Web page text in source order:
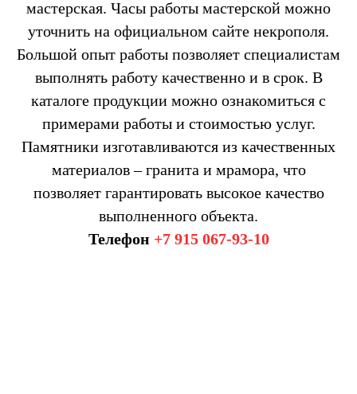
мастерская. Часы работы мастерской можно
уточнить на официальном сайте некрополя.
Большой опыт работы позволяет специалистам
выполнять работу качественно и в срок. В
каталоге продукции можно ознакомиться с
примерами работы и стоимостью услуг.
Памятники изготавливаются из качественных
материалов – гранита и мрамора, что
позволяет гарантировать высокое качество
выполненного объекта.
Телефон +7 915 067-93-10